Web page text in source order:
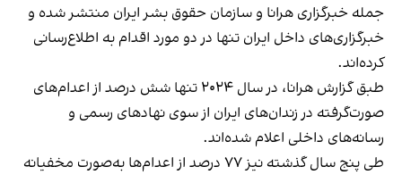
جمله خبرگزاری هرانا و سازمان حقوق بشر ایران منتشر شده و
خبرگزاری‌های داخل ایران تنها در دو مورد اقدام به اطلاع‌رسانی
کرده‌اند.
طبق گزارش هرانا، در سال ۲۰۲۴ تنها شش درصد از اعدام‌‌های
صورت‌گرفته در زندان‌های ایران از سوی نهادهای رسمی و
رسانه‌های داخلی اعلام شده‌اند.
طی پنج سال گذشته نیز ۷۷ درصد از اعدام‌ها به‌صورت مخفیانه